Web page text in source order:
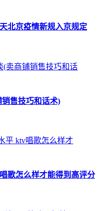
北京疫情新规入京规定
售技巧和话术)
歌怎么样才能得到高评分